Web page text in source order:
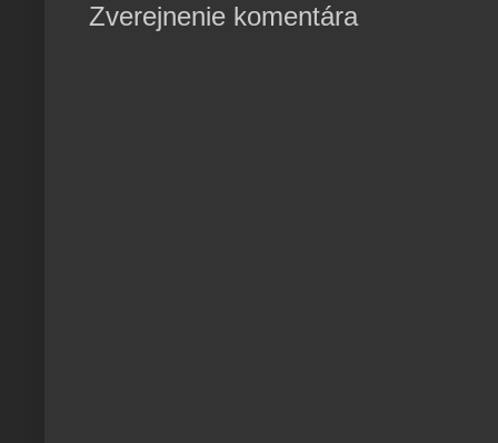
Zverejnenie komentára